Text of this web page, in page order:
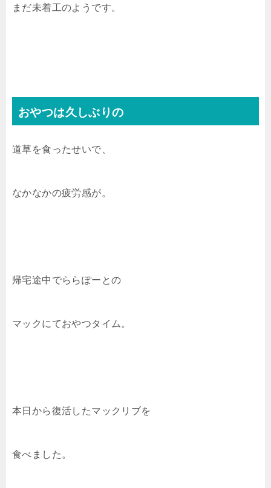
まだ未着工のようです。
おやつは久しぶりの
道草を食ったせいで、
なかなかの疲労感が。
帰宅途中でららぽーとの
マックにておやつタイム。
本日から復活したマックリブを
食べました。